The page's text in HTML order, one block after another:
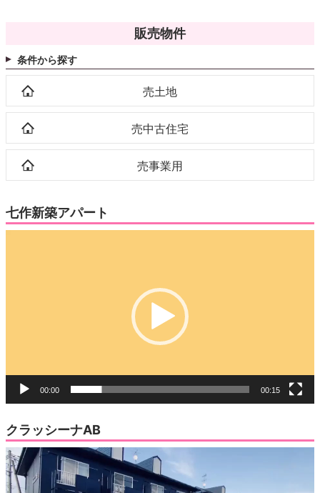
販売物件
条件から探す
売土地
売中古住宅
売事業用
七作新築アパート
00:00 00:15
クラッシーナAB
動
画
プ